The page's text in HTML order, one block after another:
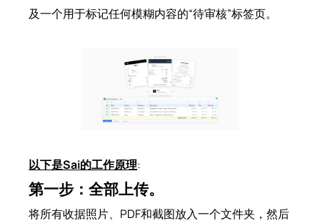
及一个用于标记任何模糊内容的“待审核”标签页。
以下是Sai的工作原理:
第一步：全部上传。
将所有收据照片、PDF和截图放入一个文件夹，然后